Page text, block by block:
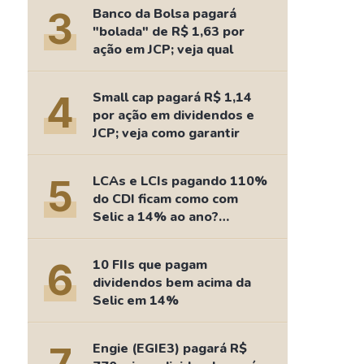
As Ações Mais Buscadas
Guia do Iniciante
3
Banco da Bolsa pagará
"bolada" de R$ 1,63 por
ação em JCP; veja qual
4
Small cap pagará R$ 1,14
por ação em dividendos e
JCP; veja como garantir
5
LCAs e LCIs pagando 110%
do CDI ficam como com
Selic a 14% ao ano?
Fizemos as contas
6
10 FIIs que pagam
dividendos bem acima da
Selic em 14%
Engie (EGIE3) pagará R$